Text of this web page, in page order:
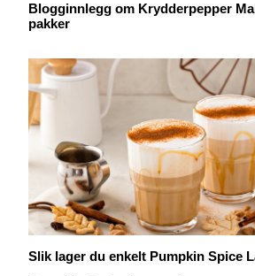
Blogginnlegg om Krydderpepper
pakker
Slik lager du enkelt Pumpkin Spice